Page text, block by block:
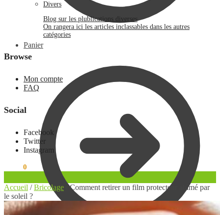
Panier
Divers
Blog sur les plublications diverses
On rangera ici les articles inclassables dans les autres
catégories
Browse
Mon compte
FAQ
Social
Facebook
Twitter
Instagram
0
Accueil /Bricolage /Comment retirer un film protecteur abîmé par
le soleil ?